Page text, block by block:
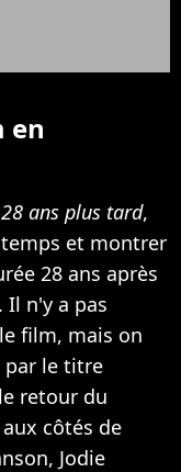
en
28 ans plus tard,
et montrer
28 ans après
Il n'y a pas
film, mais on
par le titre
retour du
côtés de
Jodie